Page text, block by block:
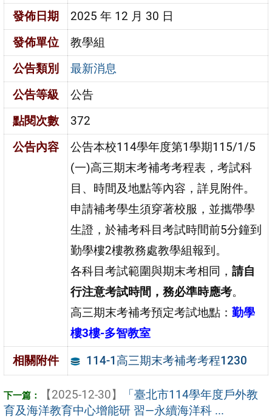
發佈日期
2025 年 12 月 30 日
發佈單位
教學組
公告類別
最新消息
公告等級
公告
點閱次數
372
公告內容
公告本校114學年度第1學期115/1/5
(一)高三期末考補考考程表，考試科
目、時間及地點等內容，詳見附件。
申請補考學生須穿著校服，並攜帶學
生證，於補考科目考試時間前5分鐘到
勤學樓2樓教務處教學組報到。
各科目考試範圍與期末考相同，請自
行注意考試時間，務必準時應考。
高三期末考補考預定考試地點：勤學
樓3樓-多智教室
相關附件
114-1高三期末考補考考程1230
【2025-12-30】
「臺北市114學年度戶外教
育及海洋教育中心增能研 習—永續海洋科 ...